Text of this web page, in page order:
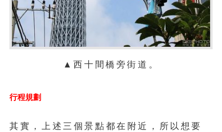
▲西十間橋旁街道。
行程規劃
其實，上述三個景點都在附近，所以想要